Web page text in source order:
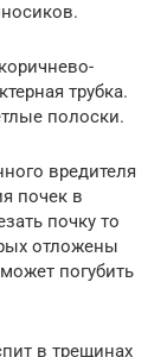
трубка.
полоски.
вредителя
почек в
почку то
отложены
погубить
в трещинах